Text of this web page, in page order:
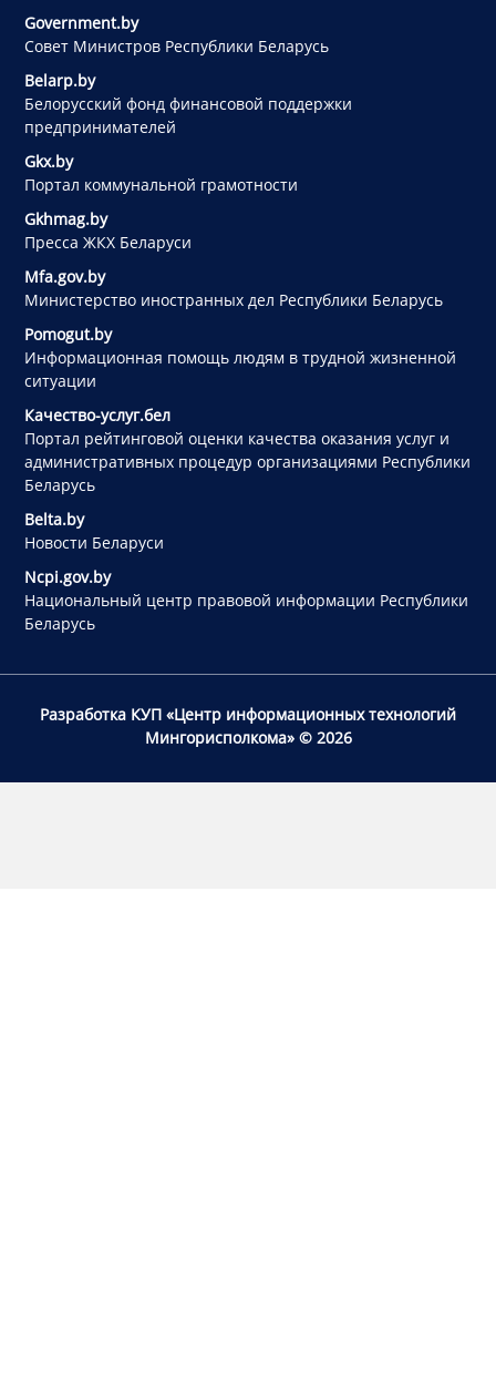
Government.by
Совет Министров Республики Беларусь
Belarp.by
Белорусский фонд финансовой поддержки
предпринимателей
Gkx.by
Портал коммунальной грамотности
Gkhmag.by
Пресса ЖКХ Беларуси
Mfa.gov.by
Министерство иностранных дел Республики Беларусь
Pomogut.by
Информационная помощь людям в трудной жизненной
ситуации
Качество-услуг.бел
Портал рейтинговой оценки качества оказания услуг и
административных процедур организациями Республики
Беларусь
Belta.by
Новости Беларуси
Ncpi.gov.by
Национальный центр правовой информации Республики
Беларусь
Разработка КУП «Центр информационных технологий
Мингорисполкома»© 2026